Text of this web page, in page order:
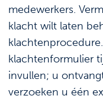
medewerkers.
klacht wilt laten
klachtenformulier
invullen; u
verzoeken u één